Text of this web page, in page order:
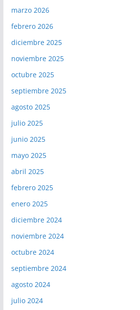
marzo 2026
febrero 2026
diciembre 2025
noviembre 2025
octubre 2025
septiembre 2025
agosto 2025
julio 2025
junio 2025
mayo 2025
abril 2025
febrero 2025
enero 2025
diciembre 2024
noviembre 2024
octubre 2024
septiembre 2024
agosto 2024
julio 2024